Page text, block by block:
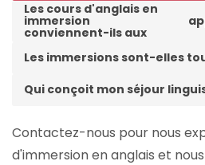
Les cours d'anglais en
immersion
conviennent-ils aux
Les immersions sont-elles
Qui conçoit mon séjour
Contactez-nous pour nous
d'immersion en anglais et